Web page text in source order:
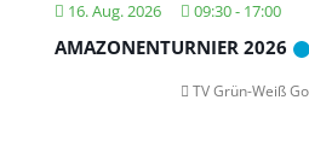
16. Aug. 2026 09:30- 17:00
AMAZONENTURNIER 2026
TV Grün-Weiß